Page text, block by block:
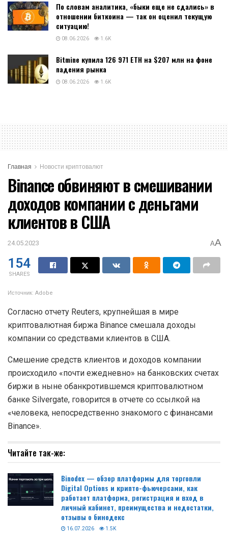
По словам аналитика, «быки еще не сдались» в
отношении биткоина — так он оценил текущую
ситуацию!
08.06.2026 1.6K
Bitmine купила 126 971 ETH на $207 млн на фоне
падения рынка
08.06.2026 1.6K
Главная Новости криптовалют
Binance обвиняют в смешивании
доходов компании с деньгами
клиентов в США
24.05.2023 AA
154
SHARES
Источник: Adobe
Согласно отчету Reuters, крупнейшая в мире
криптовалютная биржа Binance смешала доходы
компании со средствами клиентов в США.
Смешение средств клиентов и доходов компании
происходило «почти ежедневно» на банковских счетах
биржи в ныне обанкротившемся криптовалютном
банке Silvergate, говорится в отчете со ссылкой на
«человека, непосредственно знакомого с финансами
Binance».
Читайте так-же:
Binodex — обзор платформы для торговли
Digital Options и крипто-фьючерсами, как
работает платформа, регистрация и вход в
личный кабинет, преимущества и недостатки,
отзывы о бинодекс
16.07.2026 1.5K